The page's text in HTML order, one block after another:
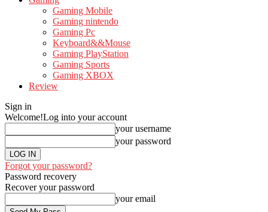
Gaming Mobile
Gaming nintendo
Gaming Pc
Keyboard&&Mouse
Gaming PlayStation
Gaming Sports
Gaming XBOX
Review
Sign in
Welcome!Log into your account
your username
your password
Forgot your password?
Password recovery
Recover your password
your email